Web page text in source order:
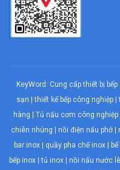
KeyWord: Cung cấp thiết bị
sạn |thiết kế bếp công nghiệp|
hàng
Tủ nấu cơm công nghiệp
chiên nhúng | nồi điện nấu phở
bar inox
quầy pha chế inox
bếp inox |tủ inox nồi nấu nước